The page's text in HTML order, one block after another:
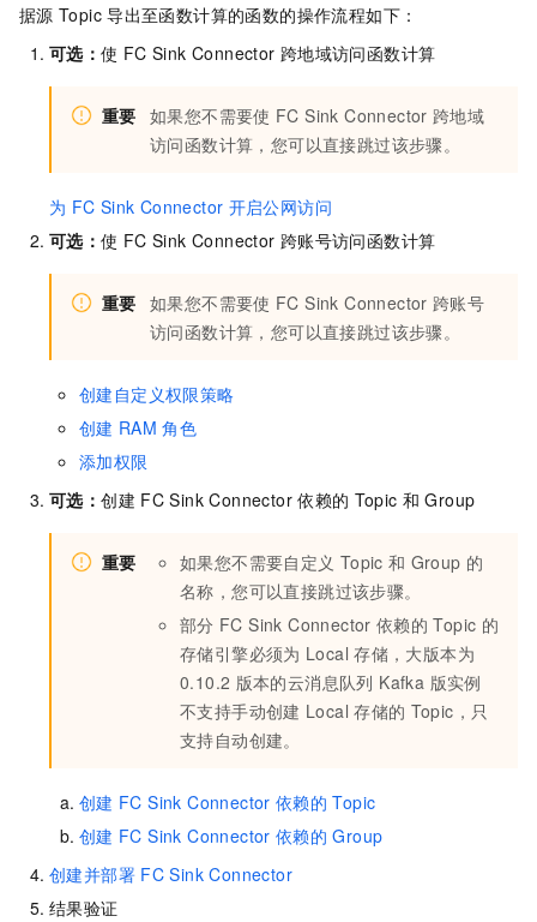
据源 Topic 导出至函数计算的函数的操作流程如下：
可选：使 FC Sink Connector 跨地域访问函数计算
重要 如果您不需要使 FC Sink Connector 跨地域
访问函数计算，您可以直接跳过该步骤。
为 FC Sink Connector 开启公网访问
可选：使 FC Sink Connector 跨账号访问函数计算
重要 如果您不需要使 FC Sink Connector 跨账号
访问函数计算，您可以直接跳过该步骤。
创建自定义权限策略
创建 RAM 角色
添加权限
可选：创建 FC Sink Connector 依赖的 Topic 和 Group
重要 如果您不需要自定义 Topic 和 Group 的
名称，您可以直接跳过该步骤。
部分 FC Sink Connector 依赖的 Topic 的
存储引擎必须为 Local 存储，大版本为
0.10.2 版本的云消息队列 Kafka 版实例
不支持手动创建 Local 存储的 Topic，只
支持自动创建。
创建 FC Sink Connector 依赖的 Topic
创建 FC Sink Connector 依赖的 Group
创建并部署 FC Sink Connector
结果验证